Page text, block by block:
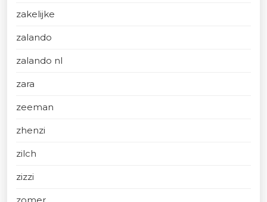
zakelijke
zalando
zalando nl
zara
zeeman
zhenzi
zilch
zizzi